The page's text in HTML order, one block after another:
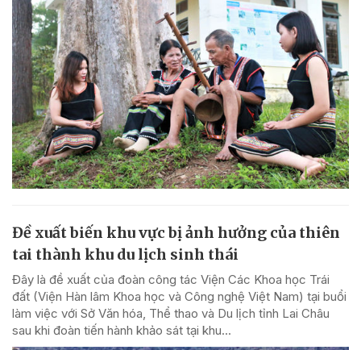
Đề xuất biến khu vực bị ảnh hưởng của thiên
tai thành khu du lịch sinh thái
Đây là đề xuất của đoàn công tác Viện Các Khoa học Trái
đất (Viện Hàn lâm Khoa học và Công nghệ Việt Nam) tại buổi
làm việc với Sở Văn hóa, Thể thao và Du lịch tỉnh Lai Châu
sau khi đoàn tiến hành khảo sát tại khu...